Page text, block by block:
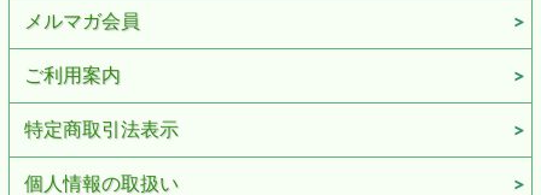
す。アンプやマルチエフェクター、電子ピアノ、電子ドラム等、あらゆる電子楽器に使用可能で
超低遅延
ヤマハ独自の技術により、4msec以下のレイテンシーを実現、違和感なく演奏する事を可能にし
ました。
メルマガ会員
ご利用案内
特定商取引法表示
個人情報の取扱い